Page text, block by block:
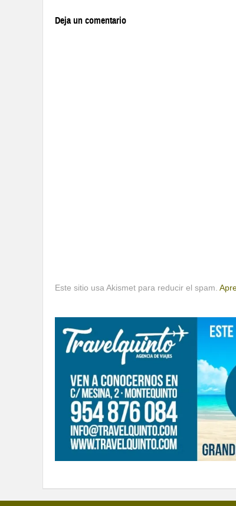
Deja un comentario
Este sitio usa Akismet para reducir el spam.